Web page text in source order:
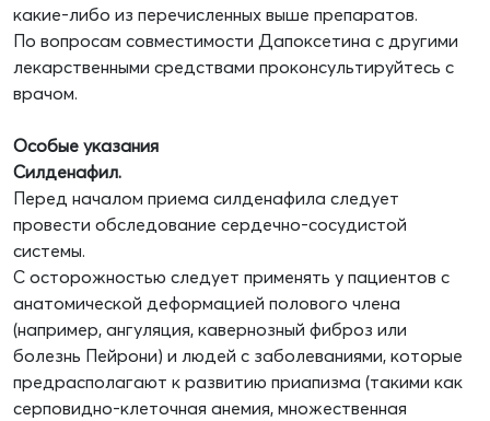
какие-либо из перечисленных выше препаратов.
По вопросам совместимости Дапоксетина с другими
лекарственными средствами проконсультируйтесь с
врачом.
Особые указания
Силденафил.
Перед началом приема силденафила следует
провести обследование сердечно-сосудистой
системы.
С осторожностью следует применять у пациентов с
анатомической деформацией полового члена
(например, ангуляция, кавернозный фиброз или
болезнь Пейрони) и людей с заболеваниями, которые
предрасполагают к развитию приапизма (такими как
серповидно-клеточная анемия, множественная